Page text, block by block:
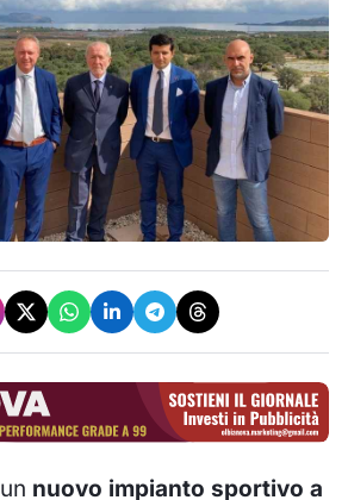
nuovo impianto sportivo a